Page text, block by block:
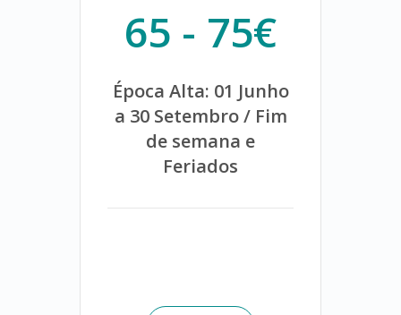
65 - 75€
Época Alta: 01 Junho
a 30 Setembro / Fim
de semana e
Feriados